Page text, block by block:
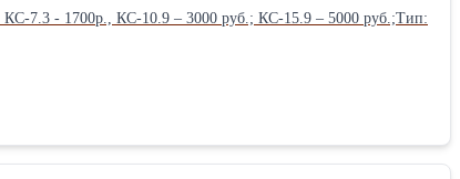
КС-7.3 - 1700р., КС-10.9 – 3000 руб.; КС-15.9 – 5000 руб.;Тип: